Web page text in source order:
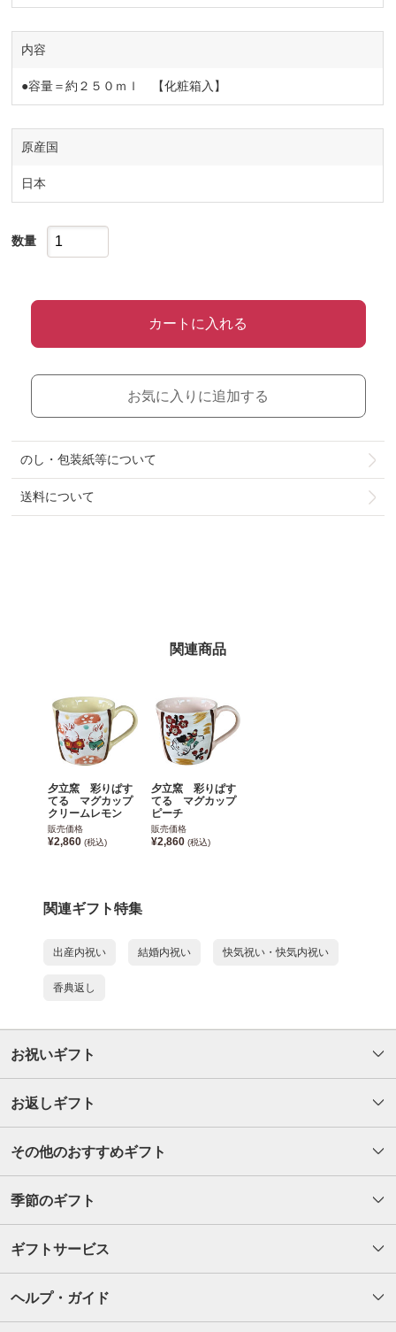
内容
●容量＝約２５０ｍｌ 【化粧箱入】
原産国
日本
数量
カートに入れる
お気に入りに追加する
のし・包装紙等について
送料について
関連商品
夕立窯 彩りぱす
てる マグカップ
クリームレモン
販売価格
¥2,860 (税込)
夕立窯 彩りぱす
てる マグカップ
ピーチ
販売価格
¥2,860(税込)
関連ギフト特集
出産内祝い 結婚内祝い 快気祝い・快気内祝い
香典返し
お祝いギフト
お返しギフト
その他のおすすめギフト
季節のギフト
ギフトサービス
ヘルプ・ガイド